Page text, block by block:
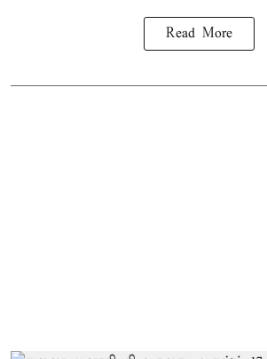
Read More